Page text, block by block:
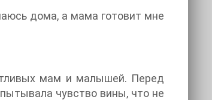
дома, а мама готовит мне
мам и малышей. Перед
чувство вины, что не